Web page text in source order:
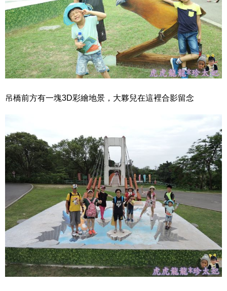
吊橋前方有一塊3D彩繪地景，大夥兒在這裡合影留念